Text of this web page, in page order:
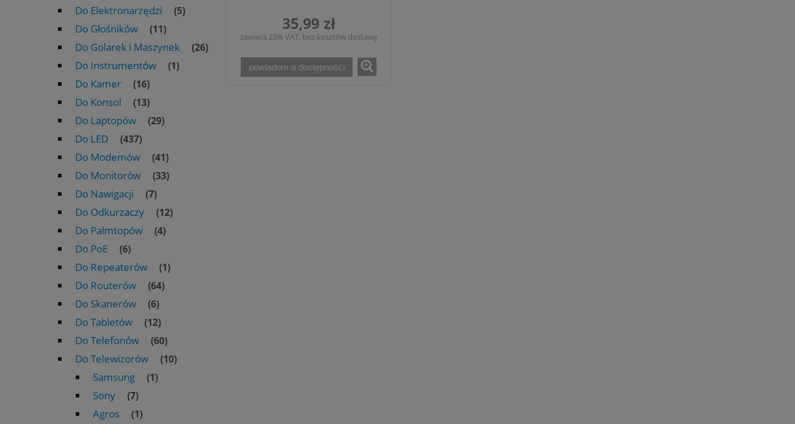
Do Elektronarzędzi (5)
Do Głośników (11)
Do Golarek i Maszynek (26)
Do Instrumentów (1)
Do Kamer (16)
Do Konsol (13)
Do Laptopów (29)
Do LED (437)
Do Modemów (41)
Do Monitorów (33)
Do Nawigacji (7)
Do Odkurzaczy (12)
Do Palmtopów (4)
Do PoE (6)
Do Repeaterów (1)
Do Routerów (64)
Do Skanerów (6)
Do Tabletów (12)
Do Telefonów (60)
Do Telewizorów (10)
Samsung (1)
Sony (7)
Agros (1)
35,99 zł
zawiera 23% VAT, bez kosztów dostawy
powiadom o dostępności